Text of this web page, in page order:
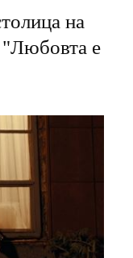
на
"Любовта е